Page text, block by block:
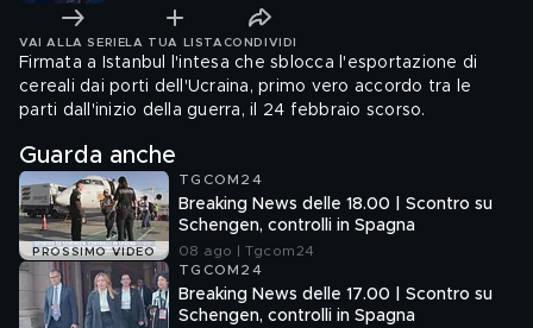
VAI ALLA SERIE LA TUA LISTA CONDIVIDI
Firmata a Istanbul l'intesa che sblocca l'esportazione di
cereali dai porti dell'Ucraina, primo vero accordo tra le
parti dall'inizio della guerra, il 24 febbraio scorso.
Guarda anche
PROSSIMO VIDEO
TGCOM24
Breaking News delle 18.00 | Scontro su
Schengen, controlli in Spagna
08 ago | Tgcom24
TGCOM24
Breaking News delle 17.00 | Scontro su
Schengen, controlli in Spagna